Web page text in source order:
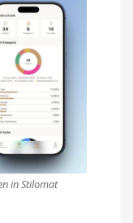
in Stilomat